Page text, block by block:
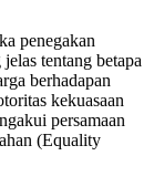
penegakan
tentang betapa
berhadapan
kekuasaan
persamaan
(Equality